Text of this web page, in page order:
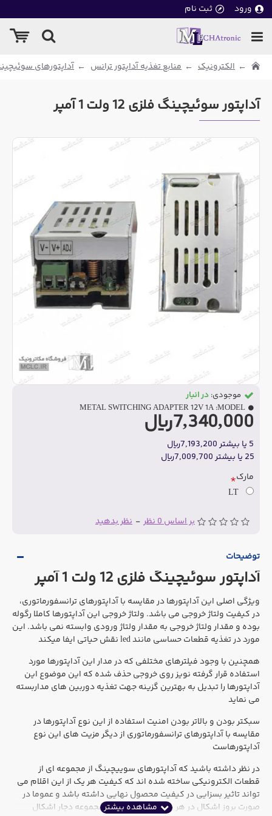
ورود ثبت نام
الکترونیک منابع تغذیه آداپتور ترانس آداپتورهای
آداپتور سوئیچینگ فلزی 12 ولت 1 آمپر
بر اساس 0 نظر - نظر بدهید
7,340,000ریال
5 یا بیشتر 7,193,200ریال
25 یا بیشتر 7,009,700ریال
موجودی: در انبار
MODEL:
METAL SWITCHING ADAPTER 12V 1A
مارک
LT
توضیحات
آداپتور سوئیچینگ فلزی 12 ولت 1 آمپر
ویژگی اصلی این آداپتورها در مقایسه با آداپتورهای ترانسفورماتوری،
در کیفیت ولتاژ خروجی می باشد. ولتاژ خروجی این آداپتورها کاملا رگوله
بوده و مقدار ولتاژ خروجی به مقدار ولتاژ ورودی وابسته نمی باشد. این
مورد در تغذیه قطعات حساسی مانند led نقش حیاتی ایفا میکند
همچنین با وجود فیلترهای مختلفی که در مدار این آداپتورها مورد
استفاده قرار گرفته نویز روی خروجی حذف شده که این موضوع این
آداپتورها را تبدیل به بهترین گزینه جهت تغذیه دوربین های مداربسته
می نماید
سبکتر بودن و بالاتر بودن امنیت استفاده از این نوع آداپتورها در
مقایسه با آداپتورهای ترانسفورماتوری از دیگر مزیت های این نوع
آداپتورهاست
در نظر داشته باشید که آداپتورهای سوییچینگ از مجموعه ای از
قطعات الکترونیکی ساخته شده اند که کیفیت هر یک از این اقلام می
تواند تاثیر بسزایی در کیفیت محصول نهایی داشته باشد و عموما در
صورت بروز اشکال در هر یک از این اقلام کل مجموعه دچار اشکال